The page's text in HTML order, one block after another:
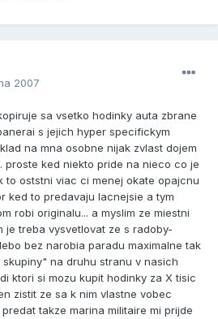
2007
sa vsetko hodinky auta zbrane
s jejich hyper specifickym
na mna osobne nijak zvlast dojem
proste ked niekto pride na nieco co je
to oststni viac ci menej okate opajcnu
ked to predavaju lacnejsie a tym
robi originalu... a myslim ze miestni
je treba vysvetlovat ze s radoby-
bez narobia paradu maximalne tak
na druhu stranu v nasich
ktori si mozu kupit hodinky za X tisic
zistit ze sa k nim vlastne vobec
takze marina militaire mi prijde